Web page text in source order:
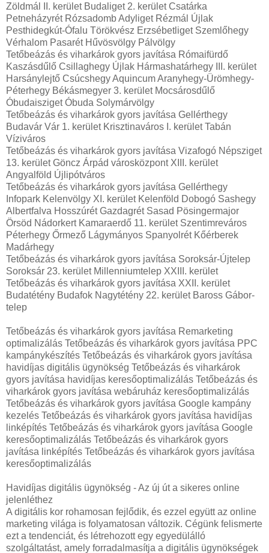
Zöldmál II. kerület Budaliget 2. kerület Csatárka
Petneházyrét Rózsadomb Adyliget Rézmál Újlak
Pesthidegkút-Ófalu Törökvész Erzsébetliget Szemlőhegy
Vérhalom Pasarét Hűvösvölgy Pálvölgy
Tetőbeázás és viharkárok gyors javítása Rómaifürdő
Kaszásdűlő Csillaghegy Újlak Hármashatárhegy III. kerület
Harsánylejtő Csúcshegy Aquincum Aranyhegy-Ürömhegy-
Péterhegy Békásmegyer 3. kerület Mocsárosdűlő
Óbudaisziget Óbuda Solymárvölgy
Tetőbeázás és viharkárok gyors javítása Gellérthegy
Budavár Vár 1. kerület Krisztinaváros I. kerület Tabán
Víziváros
Tetőbeázás és viharkárok gyors javítása Vizafogó Népsziget
13. kerület Göncz Árpád városközpont XIII. kerület
Angyalföld Újlipótváros
Tetőbeázás és viharkárok gyors javítása Gellérthegy
Infopark Kelenvölgy XI. kerület Kelenföld Dobogó Sashegy
Albertfalva Hosszúrét Gazdagrét Sasad Pösingermajor
Örsöd Nádorkert Kamaraerdő 11. kerület Szentimreváros
Péterhegy Őrmező Lágymányos Spanyolrét Kőérberek
Madárhegy
Tetőbeázás és viharkárok gyors javítása Soroksár-Újtelep
Soroksár 23. kerület Millenniumtelep XXIII. kerület
Tetőbeázás és viharkárok gyors javítása XXII. kerület
Budatétény Budafok Nagytétény 22. kerület Baross Gábor-
telep
Tetőbeázás és viharkárok gyors javítása Remarketing
optimalizálás Tetőbeázás és viharkárok gyors javítása PPC
kampánykészítés Tetőbeázás és viharkárok gyors javítása
havidíjas digitális ügynökség Tetőbeázás és viharkárok
gyors javítása havidíjas keresőoptimalizálás Tetőbeázás és
viharkárok gyors javítása webáruház keresőoptimalizálás
Tetőbeázás és viharkárok gyors javítása Google kampány
kezelés Tetőbeázás és viharkárok gyors javítása havidíjas
linképítés Tetőbeázás és viharkárok gyors javítása Google
keresőoptimalizálás Tetőbeázás és viharkárok gyors
javítása linképítés Tetőbeázás és viharkárok gyors javítása
keresőoptimalizálás
Havidíjas digitális ügynökség - Az új út a sikeres online
jelenléthez
A digitális kor rohamosan fejlődik, és ezzel együtt az online
marketing világa is folyamatosan változik. Cégünk felismerte
ezt a tendenciát, és létrehozott egy egyedülálló
szolgáltatást, amely forradalmasítja a digitális ügynökségek